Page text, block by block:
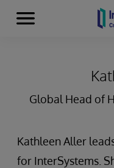
Skip to content
Menu
Global Head of
Kathleen Aller
for InterSystems.